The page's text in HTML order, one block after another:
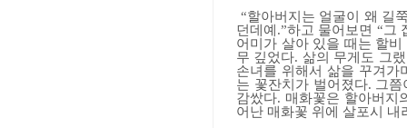
“할아버지는 얼굴이 왜 길
던데예 .”하고 물어보면 “그
어미가 살아 있을 때는 할
무 깊었다. 삶의 무게도 그
손녀를 위해서 삶을 꾸겨가
는 꽃잔치가 벌어졌다. 그쯤
감쌌다. 매화꽃은 할아버지
어난 매화꽃 위에 살포시